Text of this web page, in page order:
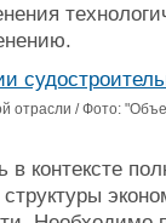
отрасли / Фото:
контексте